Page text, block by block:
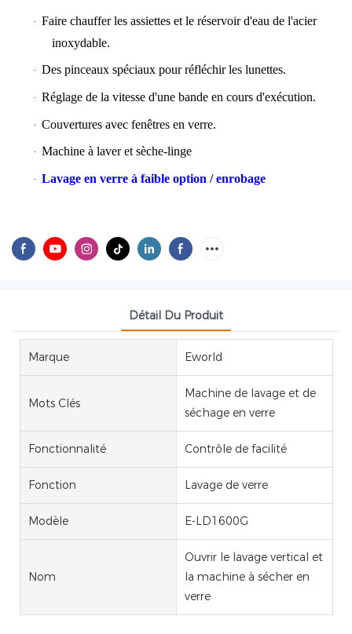
· Faire chauffer les assiettes et le réservoir d'eau de l'acier
inoxydable.
· Des pinceaux spéciaux pour réfléchir les lunettes.
· Réglage de la vitesse d'une bande en cours d'exécution.
· Couvertures avec fenêtres en verre.
· Machine à laver et sèche-linge
· Lavage en verre à faible option / enrobage
Détail Du Produit
Marque Eworld
Mots Clés
Machine de lavage et de
séchage en verre
Fonctionnalité Contrôle de facilité
Fonction Lavage de verre
Modèle E-LD1600G
Nom
Ouvrir le lavage vertical et
la machine à sécher en
verre